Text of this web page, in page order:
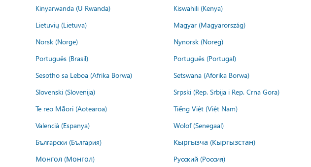
Kinyarwanda (U Rwanda)
Kiswahili (Kenya)
Lietuvių (Lietuva)
Magyar (Magyarország)
Norsk (Norge)
Nynorsk (Noreg)
Português (Brasil)
Português (Portugal)
Sesotho sa Leboa (Afrika Borwa)
Setswana (Aforika Borwa)
Slovenski (Slovenija)
Srpski (Rep. Srbija i Rep. Crna Gora)
Te reo Māori (Aotearoa)
Tiếng Việt (Việt Nam)
Valencià (Espanya)
Wolof (Senegaal)
Български (България)
Кыргызча (Кыргызстан)
Монгол (Монгол)
Русский (Россия)